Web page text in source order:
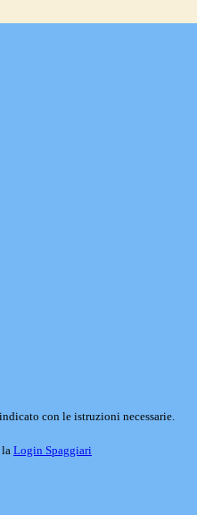
con le istruzioni necessarie.
la Login Spaggiari